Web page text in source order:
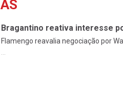
Bragantino reativa interesse
Flamengo reavalia negociação por
...